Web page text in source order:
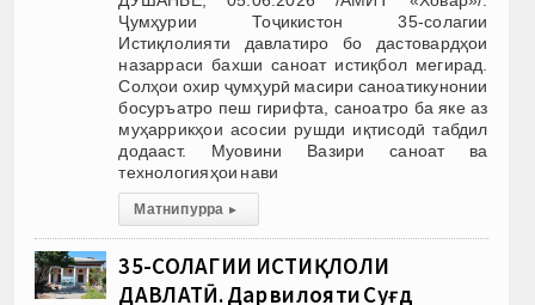
Ҷумҳурии Тоҷикистон 35-солагии
Истиқлолияти давлатиро бо дастовардҳои
назарраси бахши саноат истиқбол мегирад.
Солҳои охир ҷумҳурӣ масири саноатикунонии
босуръатро пеш гирифта, саноатро ба яке аз
муҳаррикҳои асосии рушди иқтисодӣ табдил
додааст. Муовини Вазири саноат ва
технологияҳои нави
Матни пурра ▸
35-СОЛАГИИ ИСТИҚЛОЛИ
ДАВЛАТӢ. Дар вилояти Суғд